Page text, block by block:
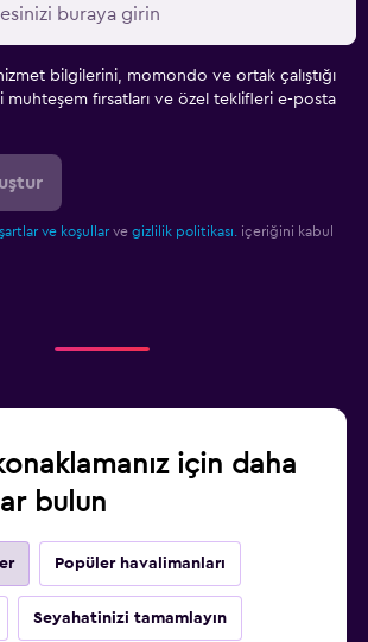
bilgilerini, momondo ve ortak çalıştığı
muhteşem fırsatları ve özel teklifleri e-posta
şartlar ve koşullar ve gizlilik politikası. içeriğini kabul
için daha
bulun
Popüler havalimanları
Seyahatinizi tamamlayın